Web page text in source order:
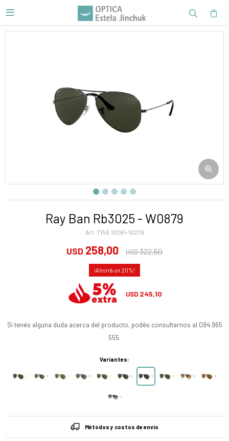

Ray Ban Rb3025 - W0879
7156.10261-10279
USD 258,00 USD322,50
20
USD 245,10
Si tenés alguna duda acerca del producto, podés consultarnos al 094 965
555.
Variantes:
Métodos y costos de envío